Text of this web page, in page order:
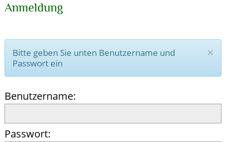
Anmeldung
×
Bitte geben Sie unten Benutzername und
Passwort ein
Benutzername
Passwort